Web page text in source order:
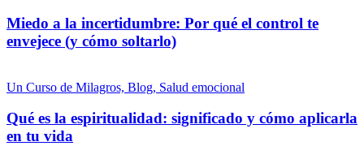
Miedo a la incertidumbre: Por qué el control te
envejece (y cómo soltarlo)
Un Curso de Milagros, Blog, Salud emocional
Qué es la espiritualidad: significado y cómo aplicarla
en tu vida